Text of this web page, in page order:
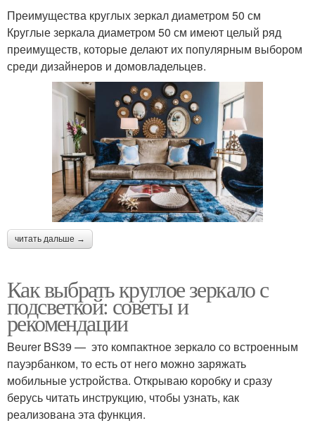
Преимущества круглых зеркал диаметром 50 см
Круглые зеркала диаметром 50 см имеют целый ряд
преимуществ, которые делают их популярным выбором
среди дизайнеров и домовладельцев.
читать дальше →
Как выбрать круглое зеркало с
подсветкой: советы и
рекомендации
Beurer BS39 — это компактное зеркало со встроенным
пауэрбанком, то есть от него можно заряжать
мобильные устройства. Открываю коробку и сразу
берусь читать инструкцию, чтобы узнать, как
реализована эта функция.